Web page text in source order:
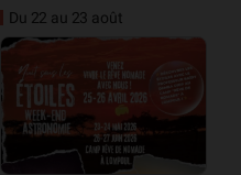
Du 22 au 23 août